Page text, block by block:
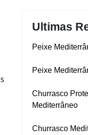
Ultimas
Peixe
Peixe
Churrasco
Mediterrâneo
Churrasco